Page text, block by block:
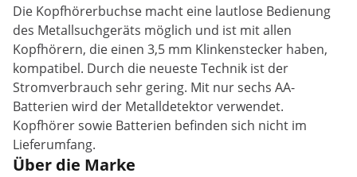
Die Kopfhörerbuchse macht eine lautlose Bedienung
des Metallsuchgeräts möglich und ist mit allen
Kopfhörern, die einen 3,5 mm Klinkenstecker haben,
kompatibel. Durch die neueste Technik ist der
Stromverbrauch sehr gering. Mit nur sechs AA-
Batterien wird der Metalldetektor verwendet.
Kopfhörer sowie Batterien befinden sich nicht im
Lieferumfang.
Über die Marke